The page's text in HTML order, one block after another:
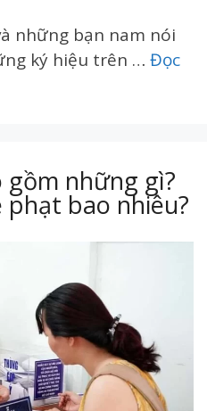
những bạn nam nói
ký hiệu trên … Đọc
những gì?
bao nhiêu?